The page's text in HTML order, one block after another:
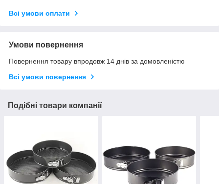
Всі умови оплати
Умови повернення
Повернення товару впродовж 14 днів за домовленістю
Всі умови повернення
Подібні товари компанії